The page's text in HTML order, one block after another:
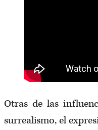
Otras de las
surrealismo, el